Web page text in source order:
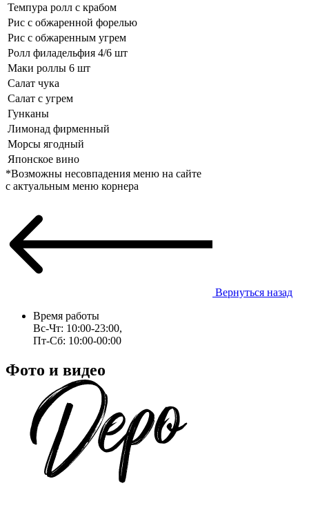
Темпура ролл с крабом
Рис с обжаренной форелью
Рис с обжаренным угрем
Ролл филадельфия 4/6 шт
Маки роллы 6 шт
Салат чука
Салат с угрем
Гунканы
Лимонад фирменный
Морсы ягодный
Японское вино
*Возможны несовпадения меню на сайте
с актуальным меню корнера
Вернуться назад
Время работы
Вс-Чт: 10:00-23:00,
Пт-Сб: 10:00-00:00
Фото и видео